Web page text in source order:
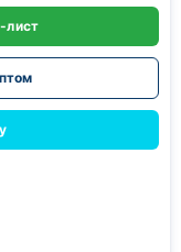
лист